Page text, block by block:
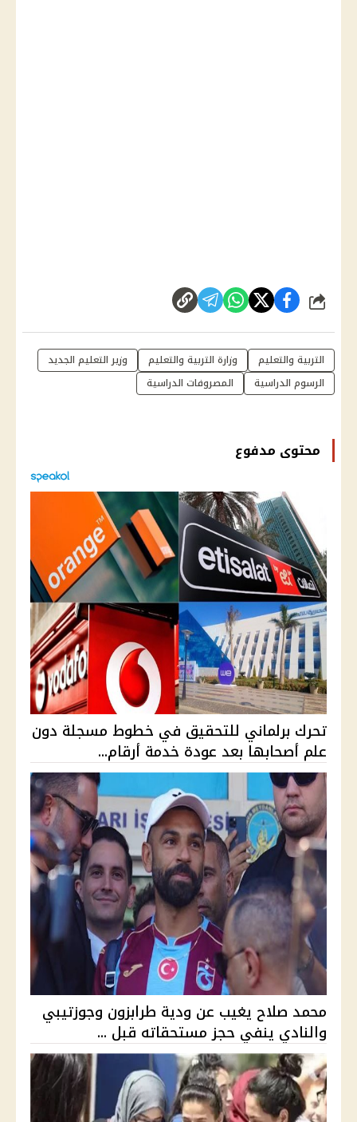
شارك
التربية والتعليم وزارة التربية والتعليم
وزير التعليم الجديد
الرسوم الدراسية
المصروفات الدراسية
محتوى مدفوع
تحرك برلماني للتحقيق في خطوط مسجلة دون
علم أصحابها بعد عودة خدمة أرقام...
محمد صلاح يغيب عن ودية طرابزون وجوزتيبي
والنادي ينفي حجز مستحقاته قبل ...